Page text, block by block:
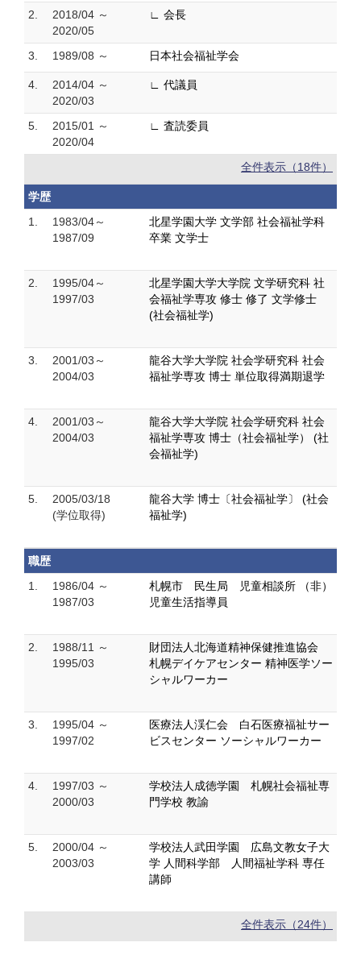
2.
2018/04 ～
2020/05
∟ 会長
3. 1989/08 ～ 日本社会福祉学会
4.
2014/04 ～
2020/03
∟ 代議員
5.
2015/01 ～
2020/04
∟ 査読委員
全件表示（18件）
学歴
1.
1983/04～
1987/09
北星学園大学 文学部 社会福祉学科
卒業 文学士
2.
1995/04～
1997/03
北星学園大学大学院 文学研究科 社
会福祉学専攻 修士 修了 文学修士
(社会福祉学)
3.
2001/03～
2004/03
龍谷大学大学院 社会学研究科 社会
福祉学専攻 博士 単位取得満期退学
4.
2001/03～
2004/03
龍谷大学大学院 社会学研究科 社会
福祉学専攻 博士（社会福祉学） (社
会福祉学)
5.
2005/03/18
(学位取得)
龍谷大学 博士〔社会福祉学〕 (社会
福祉学)
職歴
1.
1986/04 ～
1987/03
札幌市 民生局 児童相談所 （非）
児童生活指導員
2.
1988/11 ～
1995/03
財団法人北海道精神保健推進協会
札幌デイケアセンター 精神医学ソー
シャルワーカー
3.
1995/04 ～
1997/02
医療法人渓仁会 白石医療福祉サー
ビスセンター ソーシャルワーカー
4.
1997/03 ～
2000/03
学校法人成徳学園 札幌社会福祉専
門学校 教諭
5.
2000/04 ～
2003/03
学校法人武田学園 広島文教女子大
学 人間科学部 人間福祉学科 専任
講師
全件表示（24件）